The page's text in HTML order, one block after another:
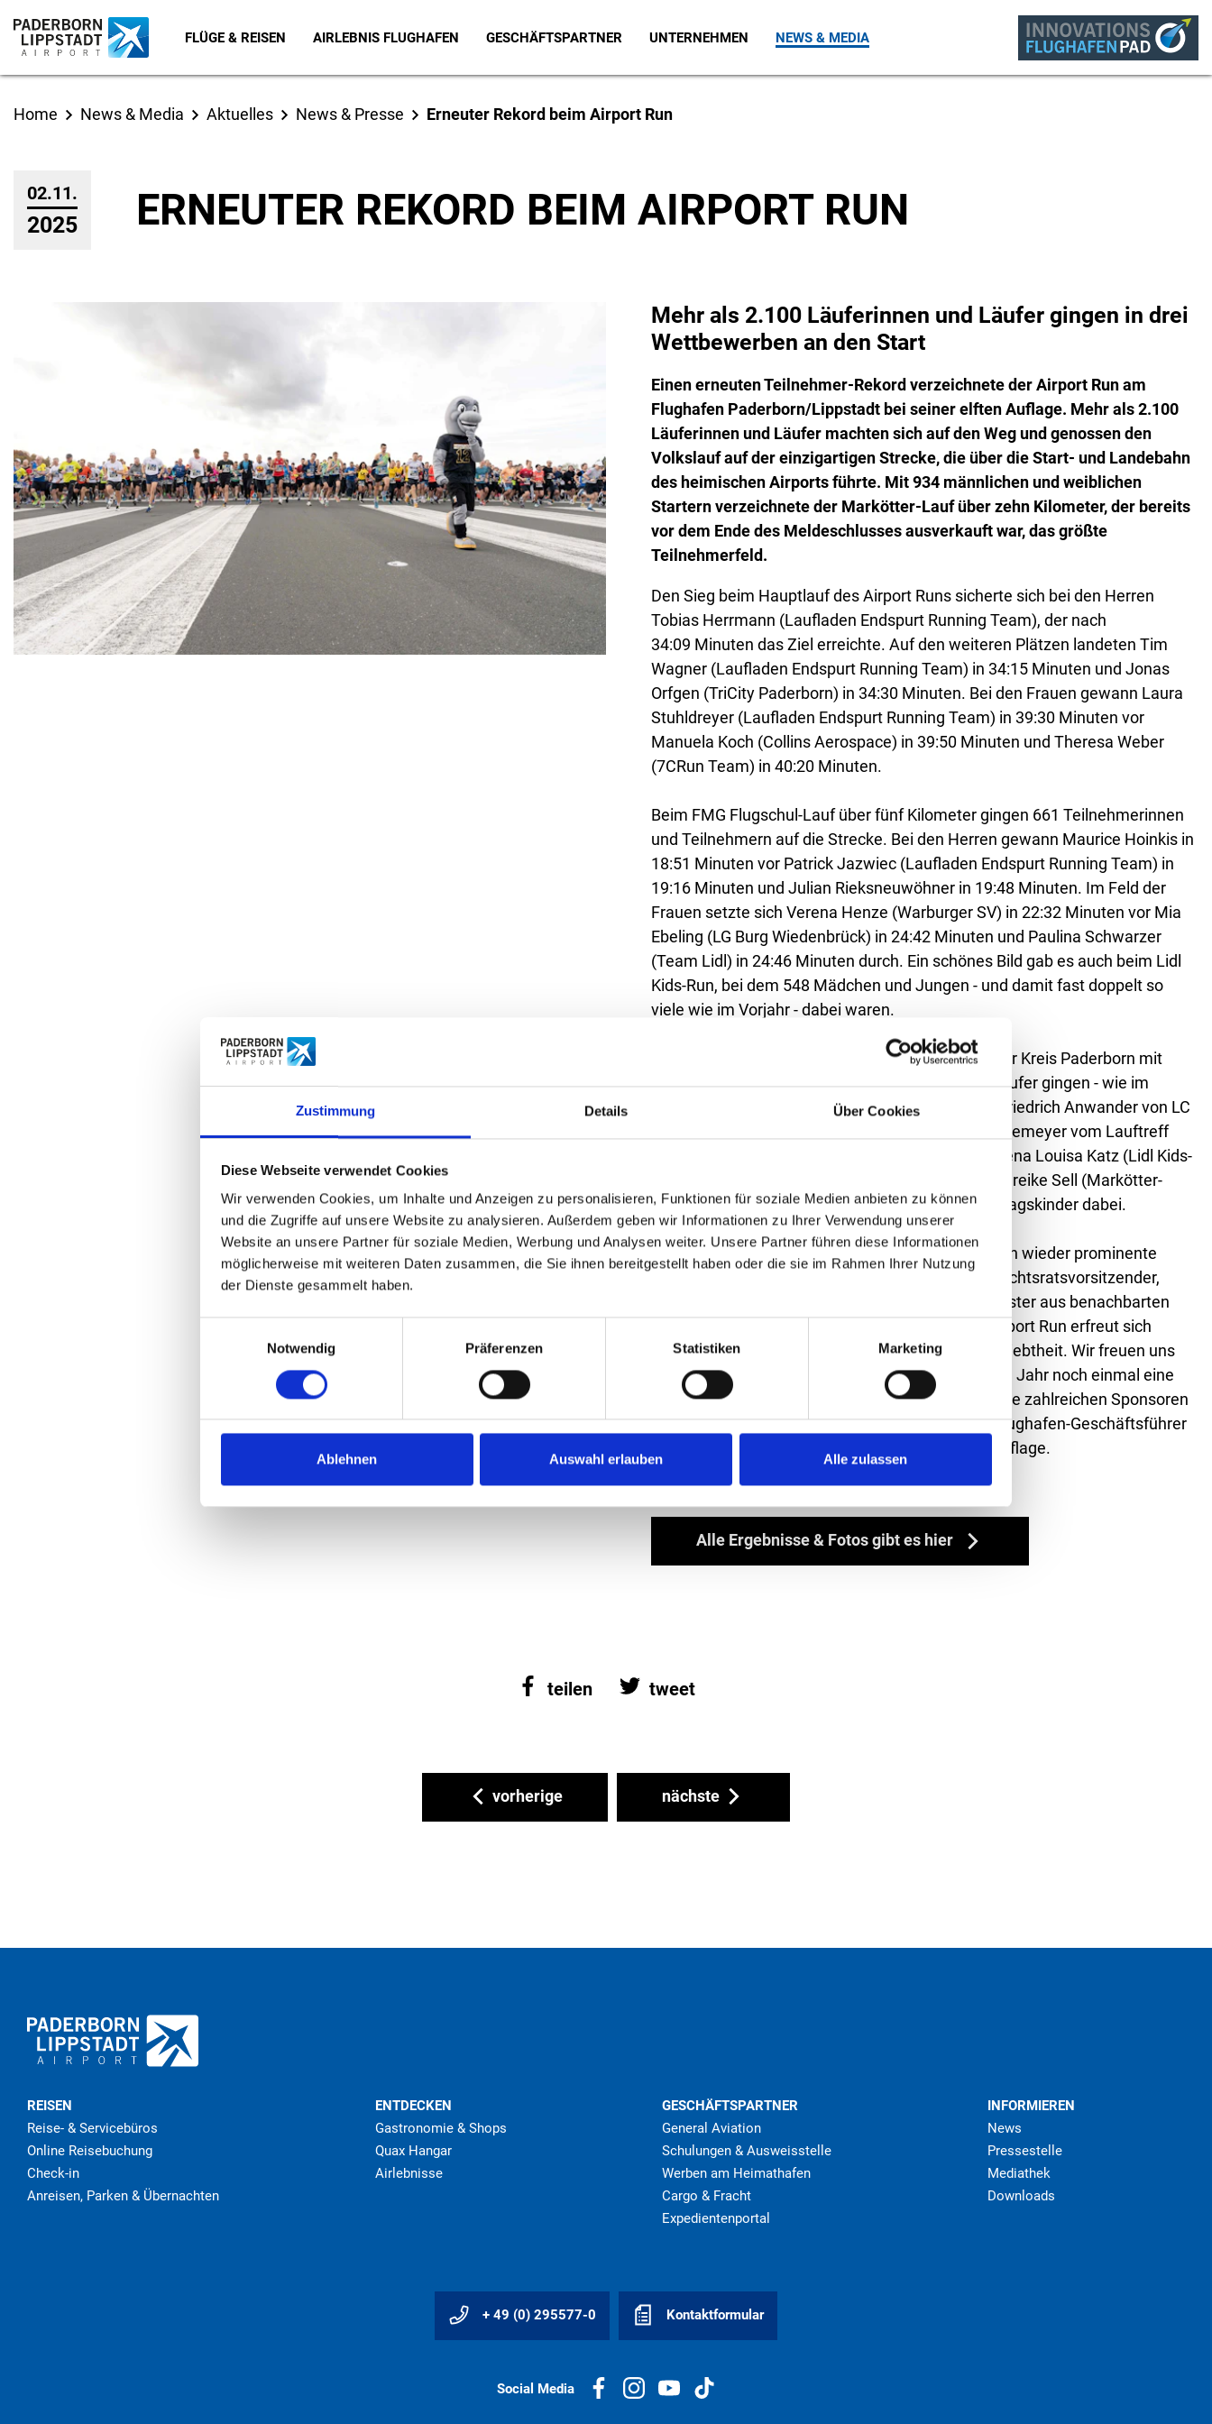
Zustimmung Details Über Cookies
Diese Webseite verwendet Cookies
Wir verwenden Cookies, um Inhalte und Anzeigen zu personalisieren, Funktionen für soziale Medien anbieten zu können
und die Zugriffe auf unsere Website zu analysieren. Außerdem geben wir Informationen zu Ihrer Verwendung unserer
Website an unsere Partner für soziale Medien, Werbung und Analysen weiter. Unsere Partner führen diese Informationen
möglicherweise mit weiteren Daten zusammen, die Sie ihnen bereitgestellt haben oder die sie im Rahmen Ihrer Nutzung
der Dienste gesammelt haben.
Notwendig
Präferenzen Statistiken Marketing
Ablehnen Auswahl erlauben Alle zulassen
Sprache
Suche
FLÜGE & REISEN
AIRLEBNIS FLUGHAFEN GESCHÄFTSPARTNER UNTERNEHMEN NEWS & MEDIA
Home News & Media Aktuelles News & Presse Erneuter Rekord beim Airport Run
02.11.
2025 ERNEUTER REKORD BEIM AIRPORT RUN
Mehr als 2.100 Läuferinnen und Läufer gingen in drei
Wettbewerben an den Start
Einen erneuten Teilnehmer-Rekord verzeichnete der Airport Run am
Flughafen Paderborn/Lippstadt bei seiner elften Auflage. Mehr als 2.100
Läuferinnen und Läufer machten sich auf den Weg und genossen den
Volkslauf auf der einzigartigen Strecke, die über die Start- und Landebahn
des heimischen Airports führte. Mit 934 männlichen und weiblichen
Startern verzeichnete der Markötter-Lauf über zehn Kilometer, der bereits
vor dem Ende des Meldeschlusses ausverkauft war, das größte
Teilnehmerfeld.
Den Sieg beim Hauptlauf des Airport Runs sicherte sich bei den Herren
Tobias Herrmann (Laufladen Endspurt Running Team), der nach
34:09 Minuten das Ziel erreichte. Auf den weiteren Plätzen landeten Tim
Wagner (Laufladen Endspurt Running Team) in 34:15 Minuten und Jonas
Orfgen (TriCity Paderborn) in 34:30 Minuten. Bei den Frauen gewann Laura
Stuhldreyer (Laufladen Endspurt Running Team) in 39:30 Minuten vor
Manuela Koch (Collins Aerospace) in 39:50 Minuten und Theresa Weber
(7CRun Team) in 40:20 Minuten.
Beim FMG Flugschul-Lauf über fünf Kilometer gingen 661 Teilnehmerinnen
und Teilnehmern auf die Strecke. Bei den Herren gewann Maurice Hoinkis in
18:51 Minuten vor Patrick Jazwiec (Laufladen Endspurt Running Team) in
19:16 Minuten und Julian Rieksneuwöhner in 19:48 Minuten. Im Feld der
Frauen setzte sich Verena Henze (Warburger SV) in 22:32 Minuten vor Mia
Ebeling (LG Burg Wiedenbrück) in 24:42 Minuten und Paulina Schwarzer
(Team Lidl) in 24:46 Minuten durch. Ein schönes Bild gab es auch beim Lidl
Kids-Run, bei dem 548 Mädchen und Jungen - und damit fast doppelt so
viele wie im Vorjahr - dabei waren.
Die Firmen mit den meisten Teilnehmern stellte der Kreis Paderborn mit
28 Mitarbeitenden. Als älteste Läuferinnen und Läufer gingen - wie im
vergangenen Jahr - beim 10-Kilometer-Lauf Karl-Friedrich Anwander von LC
Solbad Ravensberg (Jahrgang 1942) und Anne Ahlemeyer vom Lauftreff
Wewer (Jahrgang 1949) an den Start. Mit Magdalena Louisa Katz (Lidl Kids-
Run), Neo Pelkmann (FMG Flugschul-Lauf) und Mareike Sell (Markötter-
Lauf) waren bei jedem Wettbewerb auch Geburtstagskinder dabei.
Neben Teilnehmenden mit weiten Anreisen stellten wieder prominente
Läuferinnen und Läufer - darunter Flughafen-Aufsichtsratsvorsitzender,
Landrat Christoph Rüther, und mehrere Bürgermeister aus benachbarten
Kommunen - ihre Fitness unter Beweis. "Unser Airport Run erfreut sich
mittlerweile in der regionalen Laufszene hoher Beliebtheit. Wir freuen uns
sehr über das große Teilnehmerfeld, das in diesem Jahr noch einmal eine
neue Dimension erreicht hat. Mein Dank geht an die zahlreichen Sponsoren
und unser engagiertes Organisationsteam", zog Flughafen-Geschäftsführer
Roland Hüser ein sehr positives Fazit der elften Auflage.
Alle Ergebnisse & Fotos gibt es hier
teilen tweet
vorherige nächste
REISEN
Reise- & Servicebüros
Online Reisebuchung
Check-in
Anreisen, Parken & Übernachten
ENTDECKEN
Gastronomie & Shops
Quax Hangar
Airlebnisse
GESCHÄFTSPARTNER
General Aviation
Schulungen & Ausweisstelle
Werben am Heimathafen
Cargo & Fracht
Expedientenportal
INFORMIEREN
News
Pressestelle
Mediathek
Downloads
+ 49 (0) 295577-0 Kontaktformular
Social Media